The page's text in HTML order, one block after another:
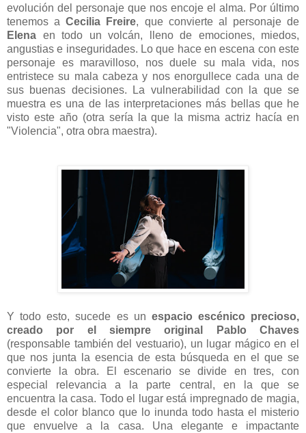
evolución del personaje que nos encoje el alma. Por último
tenemos aCecilia Freire, que convierte al personaje de
Elena en todo un volcán, lleno de emociones, miedos,
angustias e inseguridades. Lo que hace en escena con este
personaje es maravilloso, nos duele su mala vida, nos
entristece su mala cabeza y nos enorgullece cada una de
sus buenas decisiones. La vulnerabilidad con la que se
muestra es una de las interpretaciones más bellas que he
visto este año (otra sería la que la misma actriz hacía en
"Violencia", otra obra maestra).
Y todo esto, sucede es un espacio escénico precioso,
creado por el siempre original Pablo Chaves
(responsable también del vestuario), un lugar mágico en el
que nos junta la esencia de esta búsqueda en el que se
convierte la obra. El escenario se divide en tres, con
especial relevancia a la parte central, en la que se
encuentra la casa. Todo el lugar está impregnado de magia,
desde el color blanco que lo inunda todo hasta el misterio
que envuelve a la casa. Una elegante e impactante